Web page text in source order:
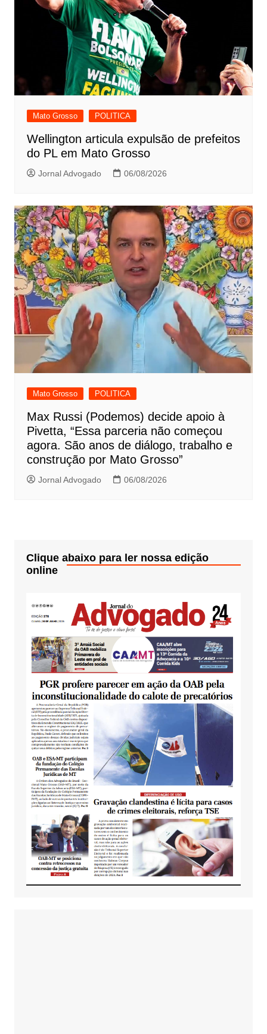
Mato Grosso POLITICA
Wellington articula expulsão de prefeitos
do PL em Mato Grosso
Jornal Advogado 06/08/2026
Mato Grosso POLITICA
Max Russi (Podemos) decide apoio à
Pivetta, “Essa parceria não começou
agora. São anos de diálogo, trabalho e
construção por Mato Grosso”
Jornal Advogado 06/08/2026
Clique abaixo para ler nossa edição
online